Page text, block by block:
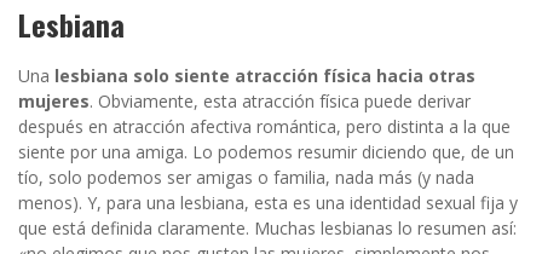
Lesbiana
Una lesbiana solo siente atracción física hacia otras
mujeres. Obviamente, esta atracción física puede derivar
después en atracción afectiva romántica, pero distinta a la que
siente por una amiga. Lo podemos resumir diciendo que, de un
tío, solo podemos ser amigas o familia, nada más (y nada
menos). Y, para una lesbiana, esta es una identidad sexual fija y
que está definida claramente. Muchas lesbianas lo resumen así: